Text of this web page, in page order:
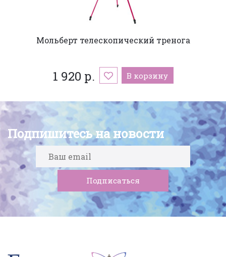
Мольберт телескопический тренога
1 920 р. В корзину
Подпишитесь на новости